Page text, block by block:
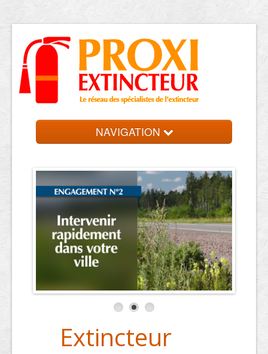
NAVIGATION
Trouver votre entreprise
Contact et devis
Extincteur